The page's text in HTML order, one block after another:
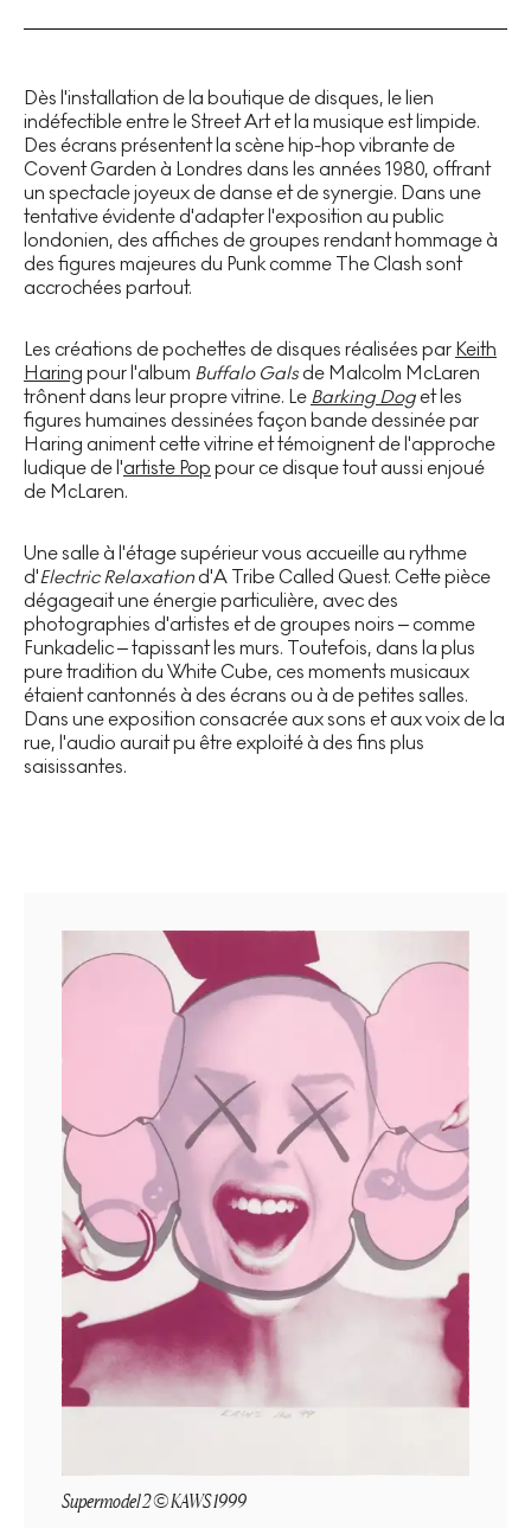
Dès l'installation de la boutique de disques, le lien
indéfectible entre le Street Art et la musique est limpide.
Des écrans présentent la scène hip-hop vibrante de
Covent Garden à Londres dans les années 1980, offrant
un spectacle joyeux de danse et de synergie. Dans une
tentative évidente d'adapter l'exposition au public
londonien, des affiches de groupes rendant hommage à
des figures majeures du Punk comme The Clash sont
accrochées partout.
Les créations de pochettes de disques réalisées par Keith
Haring pour l'album Buffalo Gals de Malcolm McLaren
trônent dans leur propre vitrine. Le Barking Dog et les
figures humaines dessinées façon bande dessinée par
Haring animent cette vitrine et témoignent de l'approche
ludique de l'artiste Pop pour ce disque tout aussi enjoué
de McLaren.
Une salle à l'étage supérieur vous accueille au rythme
d'Electric Relaxation d'A Tribe Called Quest. Cette pièce
dégageait une énergie particulière, avec des
photographies d'artistes et de groupes noirs – comme
Funkadelic – tapissant les murs. Toutefois, dans la plus
pure tradition du White Cube, ces moments musicaux
étaient cantonnés à des écrans ou à de petites salles.
Dans une exposition consacrée aux sons et aux voix de la
rue, l'audio aurait pu être exploité à des fins plus
saisissantes.
Supermodel 2 © KAWS 1999